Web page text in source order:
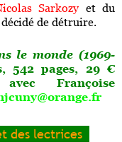
Sarkozyet du
de détruire.
le monde (1969-
542 pages, 29 €
Françoise
des lectrices